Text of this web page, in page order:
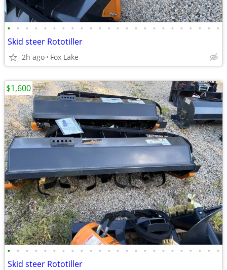
• • • • • • • • • • • • • • • • • • • • • • • •
Skid steer Rototiller
2h ago Fox Lake
• • • • • • • • • • • • • • • • • • • • • • • •
Skid steer Rototiller
$1,600